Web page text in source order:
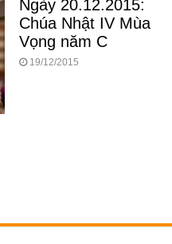
Ngày 20.12.2015:
Chúa Nhật IV Mùa
Vọng năm C
19/12/2015